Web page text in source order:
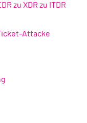
zu XDR zu ITDR
Attacke